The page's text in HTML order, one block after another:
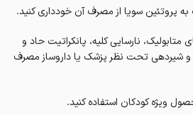
پروتئین سویا از مصرف آن خودداری کنید.
نارسایی کلیه، پانکراتیت حاد و
و شیردهی تحت نظر پزشک یا داروساز مصرف